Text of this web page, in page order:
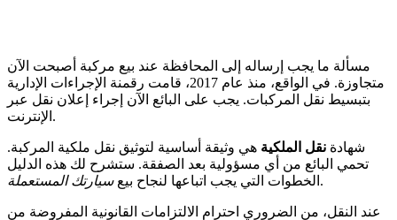
مسألة ما يجب إرساله إلى المحافظة عند بيع مركبة أصبحت الآن
متجاوزة. في الواقع، منذ عام 2017، قامت رقمنة الإجراءات الإدارية
بتبسيط نقل المركبات. يجب على البائع الآن إجراء إعلان نقل عبر
الإنترنت.
شهادة نقل الملكية هي وثيقة أساسية لتوثيق نقل ملكية المركبة.
تحمي البائع من أي مسؤولية بعد الصفقة. ستشرح لك هذه الدليل
الخطوات التي يجب اتباعها لنجاح بيعسيارتك المستعملة .
عند النقل، من الضروري احترام الالتزامات القانونية المفروضة من